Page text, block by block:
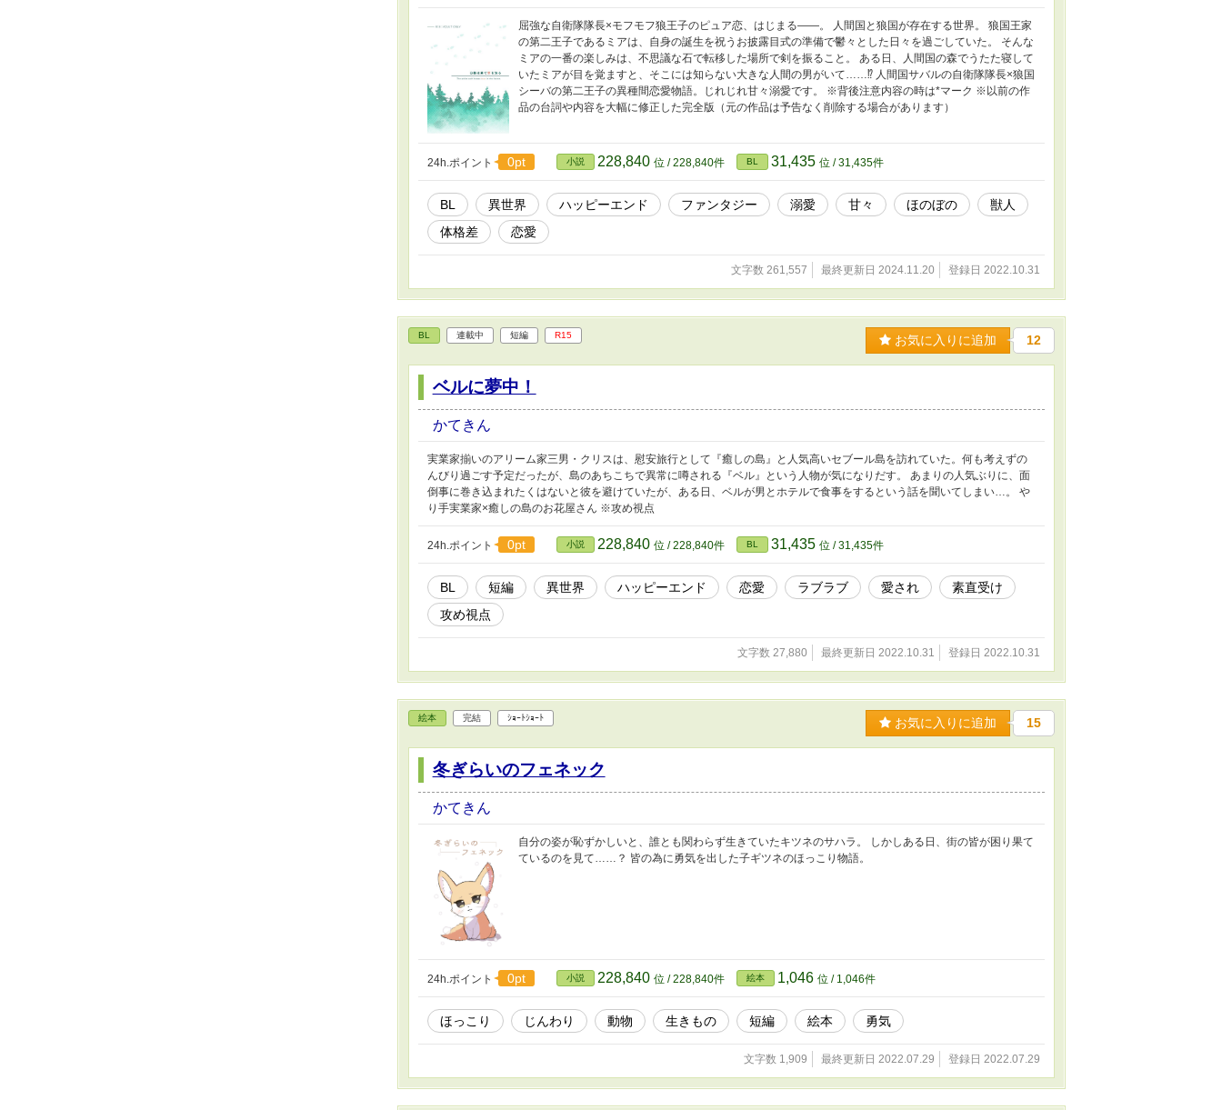
屈強な自衛隊隊長×モフモフ狼王子のピュア恋、はじまる――。 人間国と狼国が存在する世界。 狼国王家
の第二王子であるミアは、自身の誕生を祝うお披露目式の準備で鬱々とした日々を過ごしていた。 そんな
ミアの一番の楽しみは、不思議な石で転移した場所で剣を振ること。 ある日、人間国の森でうたた寝して
いたミアが目を覚ますと、そこには知らない大きな人間の男がいて……⁉ 人間国サバルの自衛隊隊長×狼国
シーバの第二王子の異種間恋愛物語。じれじれ甘々溺愛です。 ※背後注意内容の時は*マーク ※以前の作
品の台詞や内容を大幅に修正した完全版（元の作品は予告なく削除する場合があります）
24h.ポイント 0pt 小説 228,840 位 / 228,840件 BL 31,435 位 / 31,435件
BL 異世界 ハッピーエンド ファンタジー 溺愛 甘々 ほのぼの
獣人
体格差
恋愛
文字数 261,557 最終更新日 2024.11.20 登録日 2022.10.31
BL 連載中 短編 R15 お気に入りに追加 12
ベルに夢中！
かてきん
実業家揃いのアリーム家三男・クリスは、慰安旅行として『癒しの島』と人気高いセブール島を訪れていた。何も考えずの
んびり過ごす予定だったが、島のあちこちで異常に噂される『ベル』という人物が気になりだす。 あまりの人気ぶりに、面
倒事に巻き込まれたくはないと彼を避けていたが、ある日、ベルが男とホテルで食事をするという話を聞いてしまい…。 や
り手実業家×癒しの島のお花屋さん ※攻め視点
24h.ポイント 0pt 小説 228,840 位 / 228,840件 BL 31,435 位 / 31,435件
BL 短編 異世界 ハッピーエンド 恋愛 ラブラブ 愛され
素直受け
攻め視点
文字数 27,880 最終更新日 2022.10.31 登録日 2022.10.31
絵本 完結 ｼｮｰﾄｼｮｰﾄ お気に入りに追加 15
冬ぎらいのフェネック
かてきん
自分の姿が恥ずかしいと、誰とも関わらず生きていたキツネのサハラ。 しかしある日、街の皆が困り果て
ているのを見て……？ 皆の為に勇気を出した子ギツネのほっこり物語。
24h.ポイント 0pt 小説 228,840 位 / 228,840件 絵本 1,046 位 / 1,046件
ほっこり じんわり 動物 生きもの 短編 絵本 勇気
文字数 1,909 最終更新日 2022.07.29 登録日 2022.07.29